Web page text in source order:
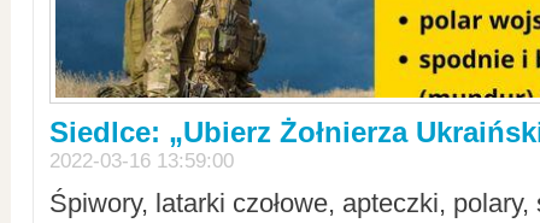
Siedlce: „Ubierz Żołnierza
2022-03-16 13:59:00
Śpiwory, latarki czołowe, apteczki,